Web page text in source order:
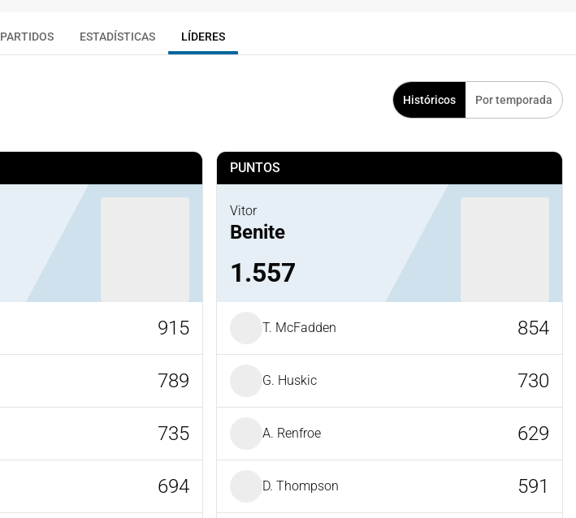
PARTIDOS ESTADÍSTICAS LÍDERES
Históricos Por temporada
915
789
735
694
PUNTOS
Vitor
Benite
1.557
T. McFadden 854
G. Huskic 730
A. Renfroe 629
D. Thompson 591